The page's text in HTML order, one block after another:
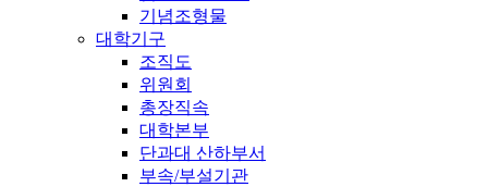
기념조형물
대학기구
조직도
위원회
총장직속
대학본부
단과대 산하부서
부속/부설기관